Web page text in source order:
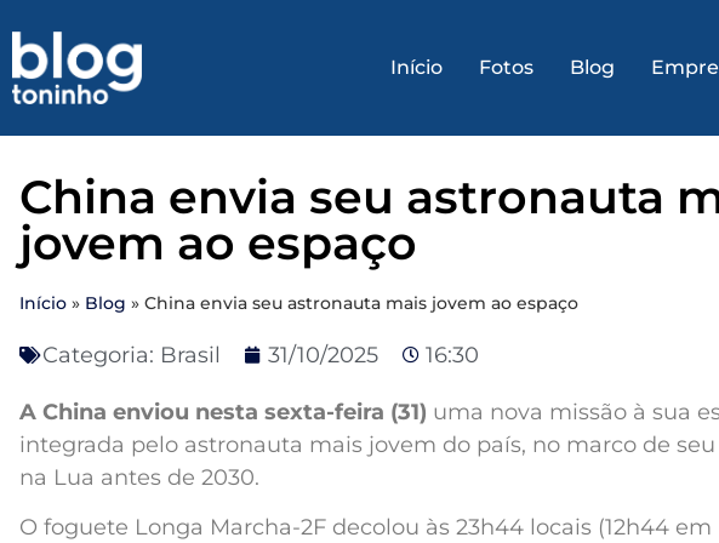
Início Fotos Blog
China envia seu astronauta
jovem ao espaço
Início » Blog » China envia seu astronauta mais jovem ao espaço
Categoria: Brasil 31/10/2025 16:30
A China enviou nesta sexta-feira (31) uma nova missão à sua
integrada pelo astronauta mais jovem do país, no marco de
na Lua antes de 2030.
O foguete Longa Marcha-2F decolou às 23h44 locais (12h44